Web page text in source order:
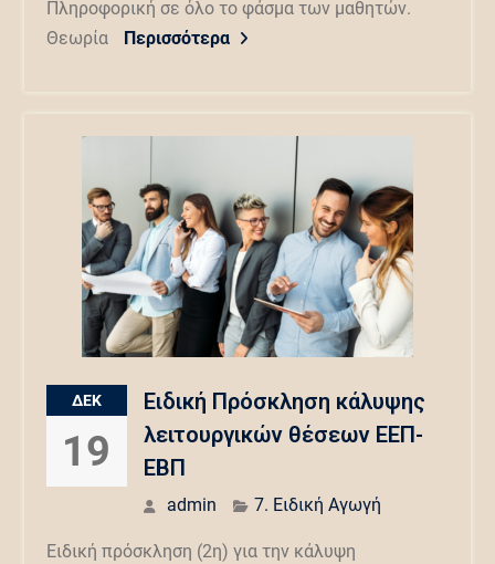
Πληροφορική σε όλο το φάσμα των μαθητών.
Θεωρία
Περισσότερα
ΔΕΚ
19
Ειδική Πρόσκληση κάλυψης
λειτουργικών θέσεων ΕΕΠ-
ΕΒΠ
admin 7. Ειδική Αγωγή
Ειδική πρόσκληση (2η) για την κάλυψη